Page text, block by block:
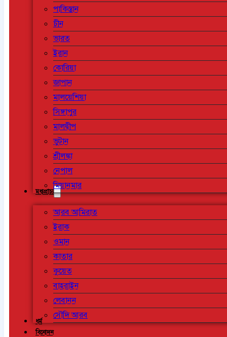
পাকিস্তান
চীন
ভারত
ইরান
কোরিয়া
জাপান
মালয়েশিয়া
সিঙ্গাপুর
মালদ্বীপ
ভুটান
শ্রীলঙ্কা
নেপাল
মিয়ানমার
মধ্যপ্রাচ্য
আরব আমিরাত
ইরাক
ওমান
কাতার
কুয়েত
বাহরাইন
লেবানন
সৌদি আরব
ধর্ম
বিনোদন